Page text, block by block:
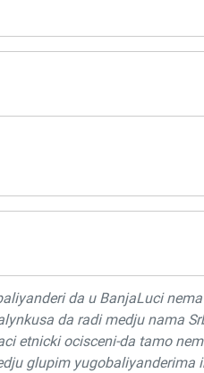
da u BanjaLuci
da radi medju nama
etnicki ocisceni-da tamo
glupim yugobaliyanderima